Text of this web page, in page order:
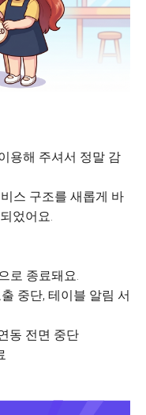
용해 주셔서 정말 감
스 구조를 새롭게 바
었어요.
로 종료돼요.
중단, 테이블 알림 서
동 전면 중단